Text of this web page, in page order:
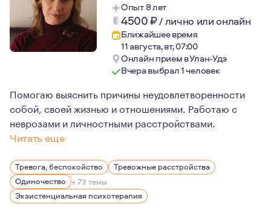
Опыт 8 лет
4500₽/лично или онлайн
Ближайшее время
11 августа, вт, 07:00
Онлайн прием в Улан-Удэ
Вчера выбрал 1 человек
Помогаю выяснить причины неудовлетворенности
собой, своей жизнью и отношениями. Работаю с
неврозами и личностными расстройствами.
Читать еще
В работе я сочетаю экзистенциальный
Мои личные интересы подпитывают "ориентацию" в
Тревога, беспокойство
Тревожные расстройства
Одиночество + 73 темы
Экзистенциальная психотерапия